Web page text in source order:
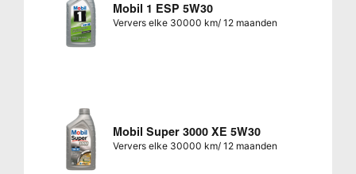
Mobil 1 ESP 5W30
Ververs elke 30000 km/ 12 maanden
Mobil Super 3000 XE 5W30
Ververs elke 30000 km/ 12 maanden